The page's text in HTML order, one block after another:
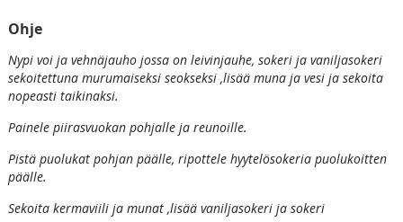
Ohje
Nypi voi ja vehnäjauho jossa on leivinjauhe, sokeri ja vaniljasokeri
sekoitettuna murumaiseksi seokseksi ,lisää muna ja vesi ja sekoita
nopeasti taikinaksi.
Painele piirasvuokan pohjalle ja reunoille.
Pistä puolukat pohjan päälle, ripottele hyytelösokeria puolukoitten
päälle.
Sekoita kermaviili ja munat ,lisää vaniljasokeri ja sokeri